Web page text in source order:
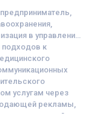
в управлении
подходов к
услугам через
рекламы,
решений.